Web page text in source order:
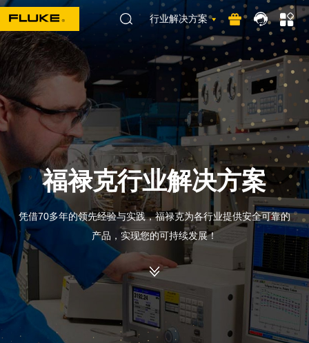
行业解决方案
福禄克行业解决方案
凭借70多年的领先经验与实践，福禄克为各行业提供安全可靠的
产品，实现您的可持续发展！